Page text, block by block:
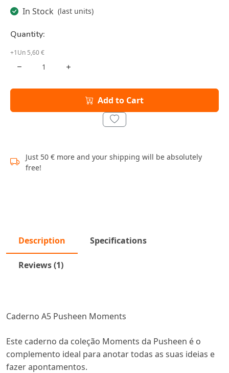
In Stock (last units)
Quantity:
+1Un 5,60 €
Add to Cart
Just 50 € more and your shipping will be absolutely
free!
Description Specifications
Reviews (1)
Caderno A5 Pusheen Moments
Este caderno da coleção Moments da Pusheen é o
complemento ideal para anotar todas as suas ideias e
fazer apontamentos.